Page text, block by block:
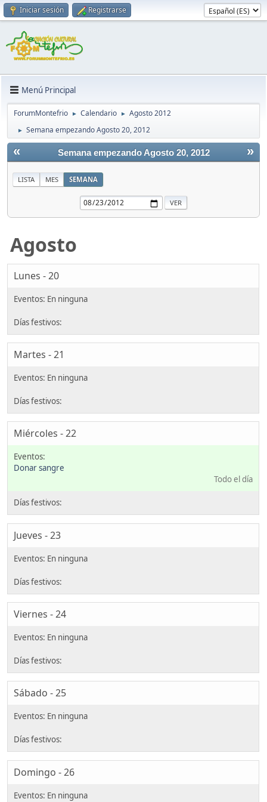
Iniciar sesión Registrarse
Menú Principal
ForumMontefrio ► Calendario ► Agosto 2012
► Semana empezando Agosto 20, 2012
« »
Semana empezando Agosto 20, 2012
LISTA MES SEMANA
Agosto
Lunes - 20
Martes - 21
Miércoles - 22
Donar sangre
Todo el día
Jueves - 23
Viernes - 24
Sábado - 25
Domingo - 26